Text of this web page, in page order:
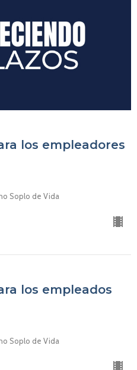
los empleadores
Soplo de Vida
los empleados
Soplo de Vida